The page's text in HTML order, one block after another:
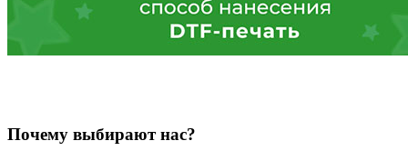
Почему выбирают нас?